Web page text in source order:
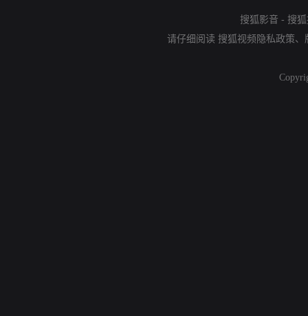
搜狐影音 - 搜
请仔细阅读 搜狐视频隐私政策、